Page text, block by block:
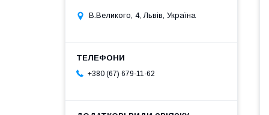
В.Великого, 4, Львів, Україна
+380 (67) 679-11-62